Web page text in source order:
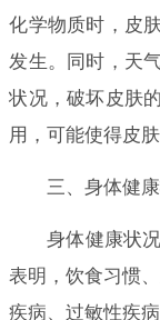
化学物质时，皮
发生。同时，天
状况，破坏皮肤
用，可能使得皮
三、身体健
身体健康状
表明，饮食习惯
疾病、过敏性疾